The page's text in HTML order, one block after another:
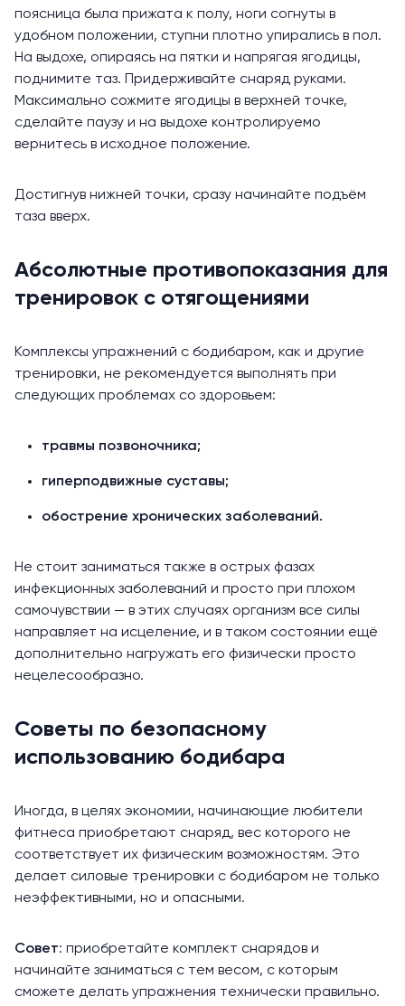
поясница была прижата к полу, ноги согнуты в
удобном положении, ступни плотно упирались в пол.
На выдохе, опираясь на пятки и напрягая ягодицы,
поднимите таз. Придерживайте снаряд руками.
Максимально сожмите ягодицы в верхней точке,
сделайте паузу и на выдохе контролируемо
вернитесь в исходное положение.
Достигнув нижней точки, сразу начинайте подъём
таза вверх.
Абсолютные противопоказания для
тренировок с отягощениями
Комплексы упражнений с бодибаром, как и другие
тренировки, не рекомендуется выполнять при
следующих проблемах со здоровьем:
травмы позвоночника;
гиперподвижные суставы;
обострение хронических заболеваний.
Не стоит заниматься также в острых фазах
инфекционных заболеваний и просто при плохом
самочувствии — в этих случаях организм все силы
направляет на исцеление, и в таком состоянии ещё
дополнительно нагружать его физически просто
нецелесообразно.
Советы по безопасному
использованию бодибара
Иногда, в целях экономии, начинающие любители
фитнеса приобретают снаряд, вес которого не
соответствует их физическим возможностям. Это
делает силовые тренировки с бодибаром не только
неэффективными, но и опасными.
Совет: приобретайте комплект снарядов и
начинайте заниматься с тем весом, с которым
сможете делать упражнения технически правильно.